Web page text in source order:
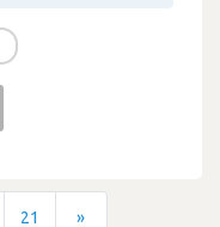
21 »